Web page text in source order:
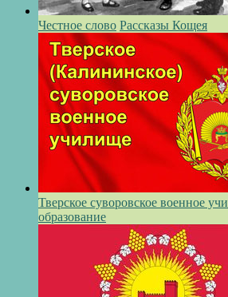
Честное слово Рассказы Кощея
Тверское суворовское военное
образование